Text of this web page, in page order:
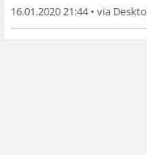
16.01.2020 21:44•